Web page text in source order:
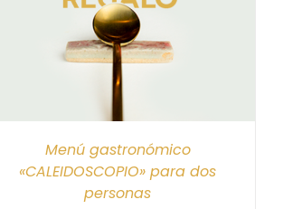
Menú gastronómico
«CALEIDOSCOPIO» para dos
personas